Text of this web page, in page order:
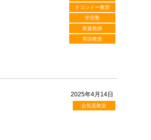
テコンドー教室
学習塾
家庭教師
英語教室
2025年4月14日
合気道教室